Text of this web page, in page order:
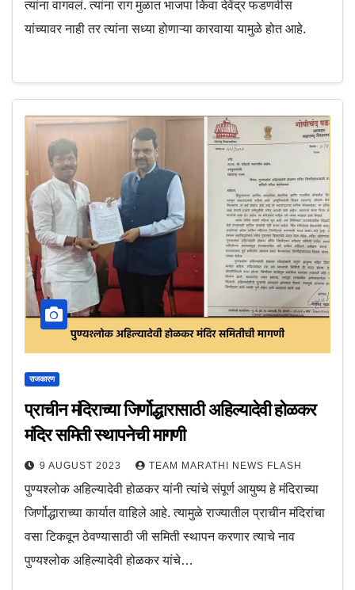
त्यांना वागवलं. त्यांना राग मुळात भाजपा किंवा देवेंद्र फडणवीस
यांच्यावर नाही तर त्यांना सध्या होणाऱ्या कारवाया यामुळे होत आहे.
राजकारण
प्राचीन मंदिराच्या जिर्णोद्धारासाठी अहिल्यादेवी होळकर
मंदिर समिती स्थापनेची मागणी
9 AUGUST 2023 TEAM MARATHI NEWS FLASH
पुण्यश्लोक अहिल्यादेवी होळकर यांनी त्यांचे संपूर्ण आयुष्य हे मंदिराच्या
जिर्णोद्धाराच्या कार्यात वाहिले आहे. त्यामुळे राज्यातील प्राचीन मंदिरांचा
वसा टिकवून ठेवण्यासाठी जी समिती स्थापन करणार त्याचे नाव
पुण्यश्लोक अहिल्यादेवी होळकर यांचे…